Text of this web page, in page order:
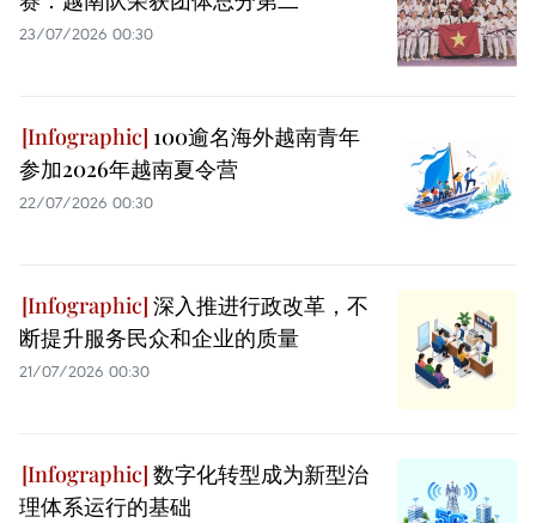
23/07/2026 00:30
100逾名海外越南青年
参加2026年越南夏令营
22/07/2026 00:30
深入推进行政改革，不
断提升服务民众和企业的质量
21/07/2026 00:30
数字化转型成为新型治
理体系运行的基础